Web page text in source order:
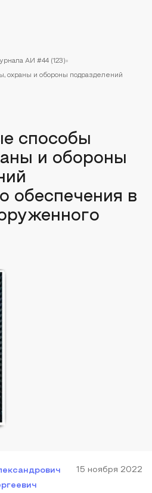
АИ #44 (123)
охраны и обороны подразделений
способы
и обороны
обеспечения в
15 ноября 2022